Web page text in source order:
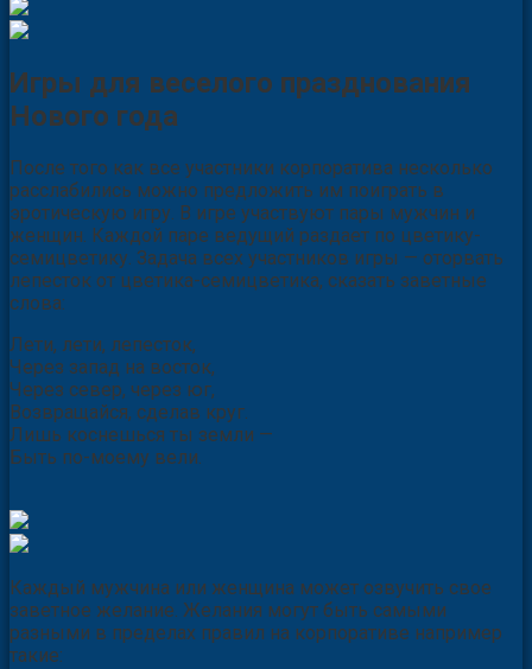
Игры для веселого празднования
Нового года
После того как все участники корпоратива несколько
расслабились можно предложить им поиграть в
эротическую игру. В игре участвуют пары мужчин и
женщин. Каждой паре ведущий раздает по цветику-
семицветику. Задача всех участников игры — оторвать
лепесток от цветика-семицветика, сказать заветные
слова:
Лети, лети, лепесток,
Через запад на восток,
Через север, через юг,
Возвращайся, сделав круг.
Лишь коснешься ты земли —
Быть по-моему вели.
Каждый мужчина или женщина может озвучить свое
заветное желание. Желания могут быть самыми
разными в пределах правил на корпоративе например
такие: